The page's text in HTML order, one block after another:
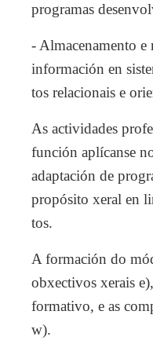
programas
- Almacenamento e
información en
tos relacionais e
As actividades
función aplícanse
adaptación de
propósito xeral en
tos.
A formación do
obxectivos xerais
formativo, e as
w).